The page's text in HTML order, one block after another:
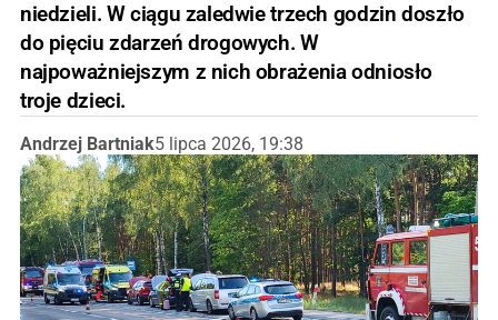
niedzieli. W ciągu zaledwie trzech godzin doszło
do pięciu zdarzeń drogowych. W
najpoważniejszym z nich obrażenia odniosło
troje dzieci.
Andrzej Bartniak5 lipca 2026, 19:38